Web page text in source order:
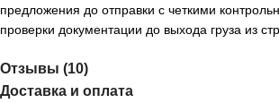
предложения до отправки с четкими
проверки документации до выхода груза из
Отзывы (10)
Доставка и оплата